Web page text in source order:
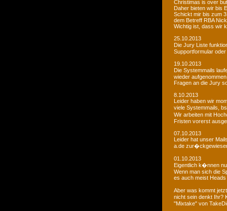
Christimas is over
Daher bieten wir bis
Schickt mir bis zum
dem Betreff RBA
Wichtig ist, dass wir
25.10.2013
Die Jury Liste
Supportformular
19.10.2013
Die Systemmails
wieder
Fragen an die Jury
8.10.2013
Leider haben wir
viele Systemmails,
Wir arbeiten mit
Fristen vorerst
07.10.2013
Leider hat unser
a.de
01.10.2013
Eigentlich k�nnen
Wenn man sich die
es auch meist
Aber was kommt
nicht sein denkt Ihr?
"Mixtake" von